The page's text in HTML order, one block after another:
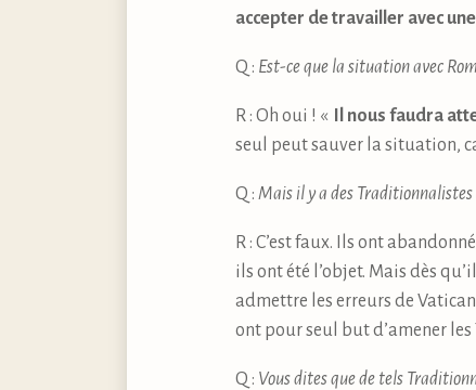
accepter de travailler avec
Q : Est-ce que la situation avec
R : Oh oui ! « Il nous faudra
seul peut sauver la situation,
Q : Mais il y a des Traditionnalistes
R : C’est faux. Ils ont
ils ont été l’objet. Mais dès
admettre les erreurs de
ont pour seul but d’amener
Q : Vous dites que de tels